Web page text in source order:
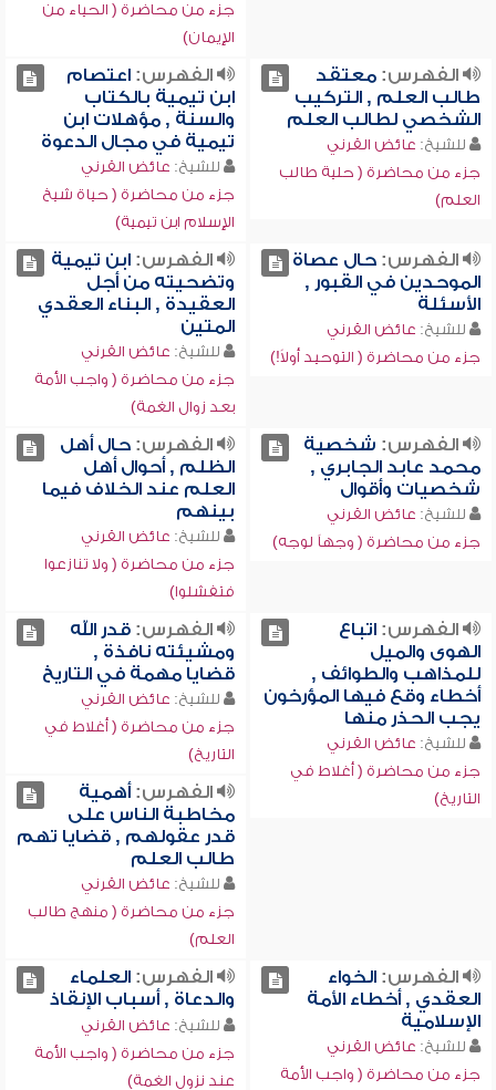
جزء من محاضرة ( الحياء من
الإيمان)
الفهرس:معتقد
طالب العلم , التركيب
الشخصي لطالب العلم
للشيخ: عائض القرني
جزء من محاضرة ( حلية طالب
العلم)
الفهرس:اعتصام
ابن تيمية بالكتاب
والسنة , مؤهلات ابن
تيمية في مجال الدعوة
للشيخ: عائض القرني
جزء من محاضرة ( حياة شيخ
الإسلام ابن تيمية)
الفهرس:حال عصاة
الموحدين في القبور ,
الأسئلة
للشيخ: عائض القرني
جزء من محاضرة ( التوحيد أولاً!)
الفهرس:ابن تيمية
وتضحيته من أجل
العقيدة , البناء العقدي
المتين
للشيخ: عائض القرني
جزء من محاضرة ( واجب الأمة
بعد زوال الغمة)
الفهرس: شخصية
محمد عابد الجابري ,
شخصيات وأقوال
للشيخ: عائض القرني
جزء من محاضرة ( وجهاً لوجه)
الفهرس:حال أهل
الظلم , أحوال أهل
العلم عند الخلاف فيما
بينهم
للشيخ: عائض القرني
جزء من محاضرة ( ولا تنازعوا
فتفشلوا)
الفهرس:اتباع
الهوى والميل
للمذاهب والطوائف ,
أخطاء وقع فيها المؤرخون
يجب الحذر منها
للشيخ: عائض القرني
جزء من محاضرة ( أغلاط في
التاريخ)
الفهرس:قدر الله
ومشيئته نافذة ,
قضايا مهمة في التاريخ
للشيخ: عائض القرني
جزء من محاضرة ( أغلاط في
التاريخ)
الفهرس:أهمية
مخاطبة الناس على
قدر عقولهم , قضايا تهم
طالب العلم
للشيخ: عائض القرني
جزء من محاضرة ( منهج طالب
العلم)
الفهرس:الخواء
العقدي , أخطاء الأمة
الإسلامية
للشيخ: عائض القرني
جزء من محاضرة ( واجب الأمة
الفهرس:العلماء
والدعاة , أسباب الإنقاذ
للشيخ: عائض القرني
جزء من محاضرة ( واجب الأمة
عند نزول الغمة)